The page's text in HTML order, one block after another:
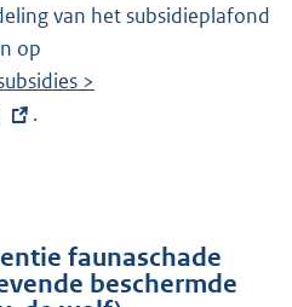
van het subsidieplafond
op
x
e
l
>
.
faunaschade
beschermde